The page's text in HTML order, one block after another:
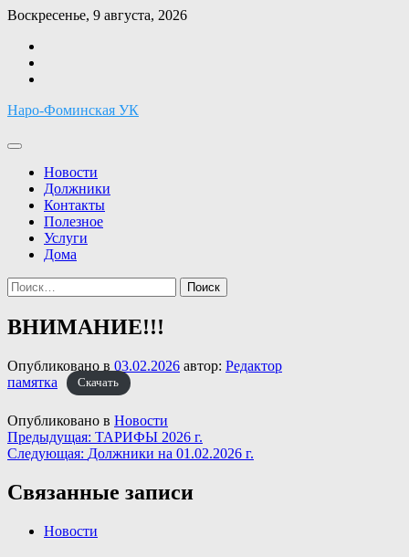
Перейти
содержимому
Воскресенье, 9 августа, 2026
Наро-Фоминская УК
Новости
Должники
Контакты
Полезное
Услуги
Дома
Найти:
ВНИМАНИЕ!!!
Опубликовано в 03.02.2026 автор: Редактор
памятка
Скачать
Опубликовано в Новости
Навигация
по
записям
Предыдущая: ТАРИФЫ 2026 г.
Следующая: Должники на 01.02.2026 г.
Связанные записи
Новости